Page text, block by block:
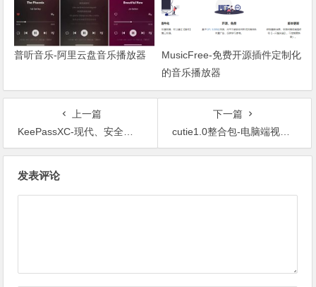
普听音乐-阿里云盘音乐播放器
MusicFree-免费开源插件定制化
的音乐播放器
上一篇
KeePassXC-现代、安全和开源的密码管理器
下一篇
cutie1.0整合包-电脑端视频一键抠像，自动添加绿幕！
发表评论